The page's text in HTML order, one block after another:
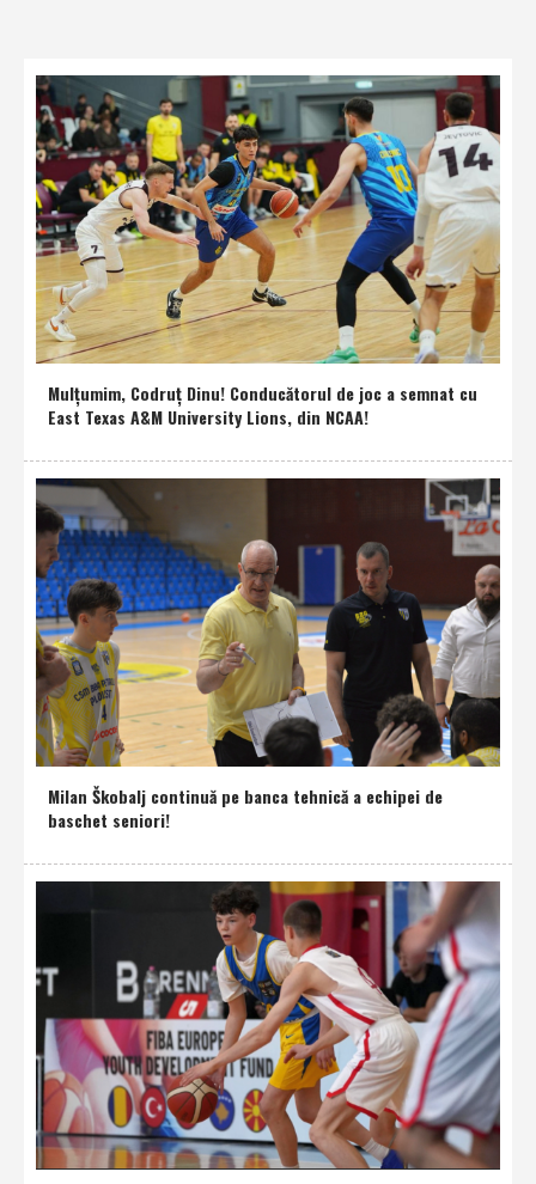
Mulţumim, Codruţ Dinu! Conducătorul de joc a semnat cu
East Texas A&M University Lions, din NCAA!
Milan Škobalj continuă pe banca tehnică a echipei de
baschet seniori!